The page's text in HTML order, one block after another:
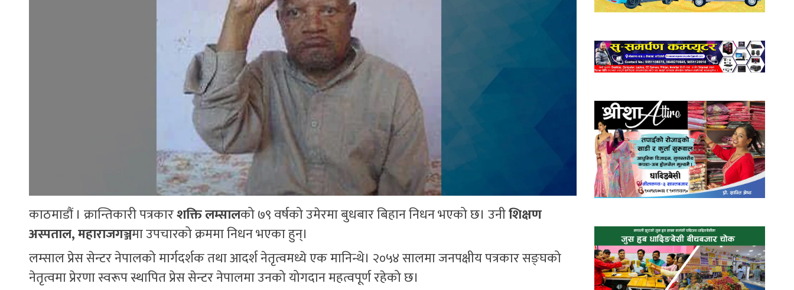
काठमाडौं । क्रान्तिकारी पत्रकारशक्ति लम्सालको ७९ वर्षको उमेरमा बुधबार बिहान निधन भएको छ। उनीशिक्षण
अस्पताल, महाराजगञ्जमा उपचारको क्रममा निधन भएका हुन्।
लम्साल प्रेस सेन्टर नेपालको मार्गदर्शक तथा आदर्श नेतृत्वमध्ये एक मानिन्थे। २०५४ सालमा जनपक्षीय पत्रकार सङ्घको
नेतृत्वमा प्रेरणा स्वरूप स्थापित प्रेस सेन्टर नेपालमा उनको योगदान महत्वपूर्ण रहेको छ।